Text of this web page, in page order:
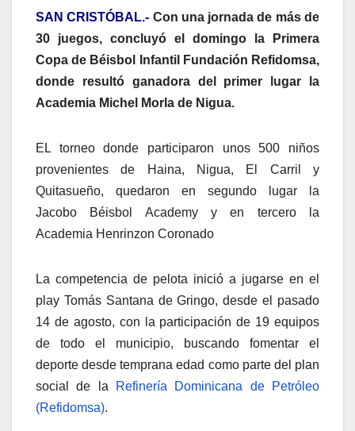
SAN CRISTÓBAL.- Con una jornada de más de
30 juegos, concluyó el domingo la Primera
Copa de Béisbol Infantil Fundación Refidomsa,
donde resultó ganadora del primer lugar la
Academia Michel Morla de Nigua.
EL torneo donde participaron unos 500 niños
provenientes de Haina, Nigua, El Carril y
Quitasueño, quedaron en segundo lugar la
Jacobo Béisbol Academy y en tercero la
Academia Henrinzon Coronado
La competencia de pelota inició a jugarse en el
play Tomás Santana de Gringo, desde el pasado
14 de agosto, con la participación de 19 equipos
de todo el municipio, buscando fomentar el
deporte desde temprana edad como parte del plan
social de la
Refinería Dominicana de Petróleo
(Refidomsa).